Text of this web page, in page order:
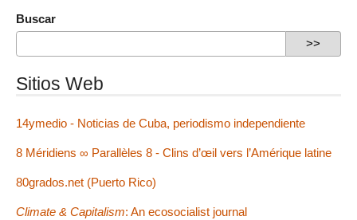
Buscar
Sitios Web
14ymedio - Noticias de Cuba, periodismo independiente
8 Méridiens ∞ Parallèles 8 - Clins d’œil vers l’Amérique latine
80grados.net (Puerto Rico)
Climate & Capitalism: An ecosocialist journal